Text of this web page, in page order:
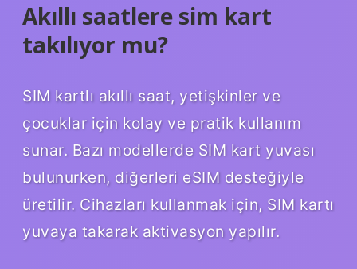
Akıllı saatlere sim kart
takılıyor mu?
SIM kartlı akıllı saat, yetişkinler ve
çocuklar için kolay ve pratik kullanım
sunar. Bazı modellerde SIM kart yuvası
bulunurken, diğerleri eSIM desteğiyle
üretilir. Cihazları kullanmak için, SIM kartı
yuvaya takarak aktivasyon yapılır.